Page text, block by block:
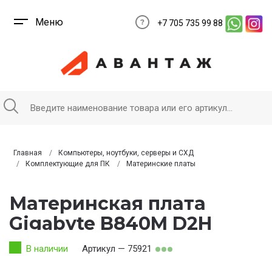
Меню +7 705 735 99 88
Главная
Компьютеры, ноутбуки, серверы и СХД
Комплектующие для ПК
Материнские платы
Материнская плата
Gigabyte B840M D2H
В наличии Артикул — 75921